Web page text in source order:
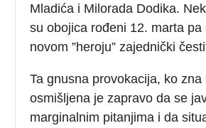
Mladića i Milorada Dodika.
su obojica rođeni 12. marta pa
novom ”heroju” zajednički
Ta gnusna provokacija, ko zna
osmišljena je zapravo da se
marginalnim pitanjima i da